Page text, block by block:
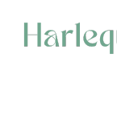
contenido